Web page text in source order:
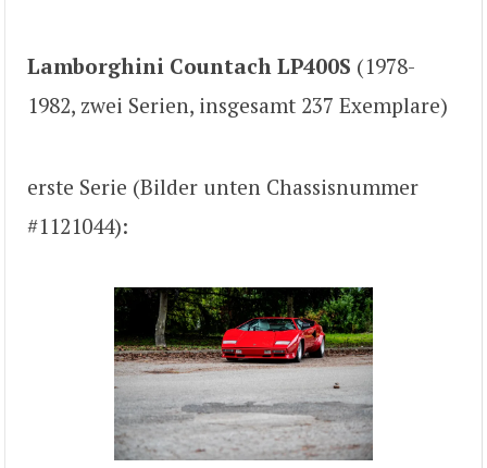
Lamborghini Countach LP400S (1978-
1982, zwei Serien, insgesamt 237 Exemplare)
erste Serie (Bilder unten Chassisnummer
#1121044):